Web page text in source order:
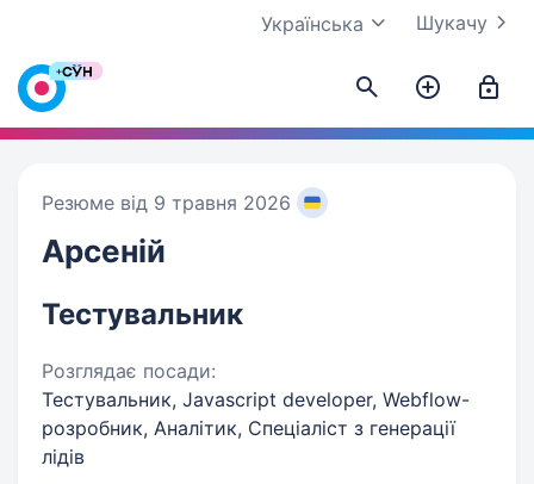
Шукачу
Українська
Резюме від 9 травня 2026
Арсеній
Тестувальник
Розглядає посади:
Тестувальник, Javascript developer, Webflow-
розробник, Аналітик, Спеціаліст з генерації
лідів